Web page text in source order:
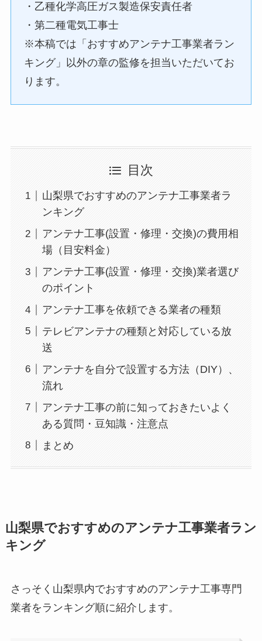
・乙種化学高圧ガス製造保安責任者
・第二種電気工事士
※本稿では「おすすめアンテナ工事業者ラン
キング」以外の章の監修を担当いただいてお
ります。
目次
山梨県でおすすめのアンテナ工事業者ラ
ンキング
アンテナ工事(設置・修理・交換)の費用相
場（目安料金）
アンテナ工事(設置・修理・交換)業者選び
のポイント
アンテナ工事を依頼できる業者の種類
テレビアンテナの種類と対応している放
送
アンテナを自分で設置する方法（DIY）、
流れ
アンテナ工事の前に知っておきたいよく
ある質問・豆知識・注意点
まとめ
山梨県でおすすめのアンテナ工事業者ラン
キング
さっそく山梨県内でおすすめのアンテナ工事専門
業者をランキング順に紹介します。